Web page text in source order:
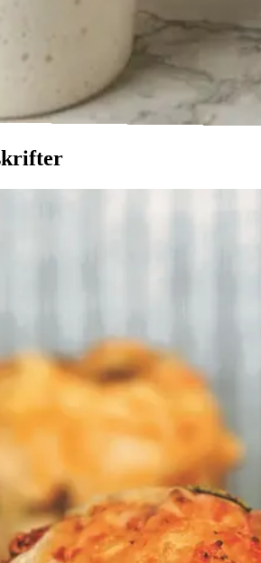
Disse supersaftige snegle baseret
på vores ølandshvededej er uhyre
lækre, ungerne elsker dem og hvis
jeg ikke har tid til en ordentlig
frokost, snupper jeg en